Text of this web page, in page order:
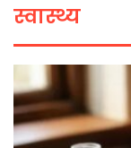
स्वास्थ्य